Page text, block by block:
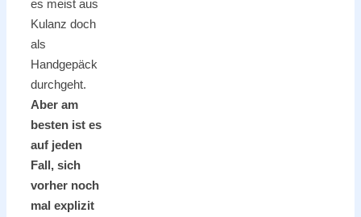
es meist aus
Kulanz doch
als
Handgepäck
durchgeht.
Aber am
besten ist es
auf jeden
Fall, sich
vorher noch
mal explizit